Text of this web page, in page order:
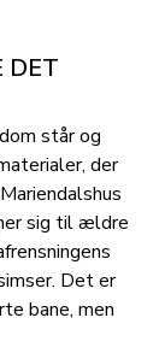
DET
står og
der
sig til ældre
Det er
bane, men